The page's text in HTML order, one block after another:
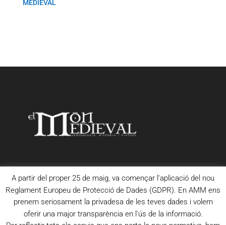
MEDIEVAL
A partir del proper 25 de maig, va començar l'aplicació del nou
Reglament Europeu de Protecció de Dades (GDPR). En AMM ens
prenem seriosament la privadesa de les teves dades i volem
oferir una major transparència en l'ús de la informació.